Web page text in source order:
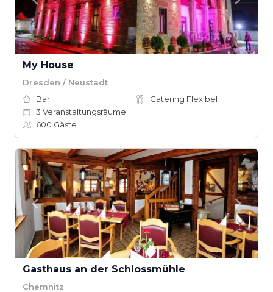
My House
Dresden / Neustadt
Bar
Catering Flexibel
3 Veranstaltungsräume
600 Gäste
Gasthaus an der Schlossmühle
Chemnitz